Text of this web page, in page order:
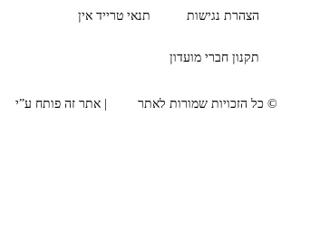
הצהרת נגישות תנאי טרייד אין
תקנון חברי מועדון
© כל הזכויות שמורות לאתר | אתר זה פותח ע”י